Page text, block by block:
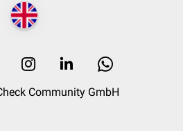
Community GmbH